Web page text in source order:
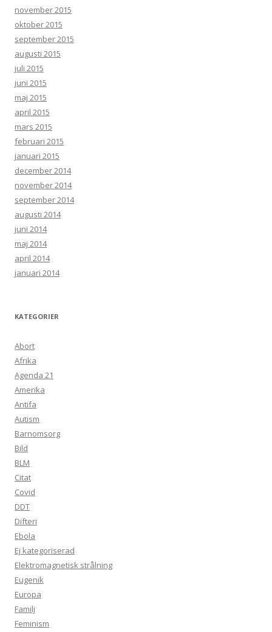
november 2015
oktober 2015
september 2015
augusti 2015
juli 2015
juni 2015
maj 2015
april 2015
mars 2015
februari 2015
januari 2015
december 2014
november 2014
september 2014
augusti 2014
juni 2014
maj 2014
april 2014
januari 2014
KATEGORIER
Abort
Afrika
Agenda 21
Amerika
Antifa
Autism
Barnomsorg
Bild
BLM
Citat
Covid
DDT
Difteri
Ebola
Ej kategoriserad
Elektromagnetisk strålning
Eugenik
Europa
Familj
Feminism